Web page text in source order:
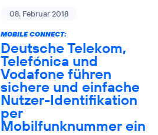
08. Februar 2018
MOBILE CONNECT:
Deutsche Telekom,
Telefónica und
Vodafone führen
sichere und einfache
Nutzer-Identifikation
per
Mobilfunknummer ein